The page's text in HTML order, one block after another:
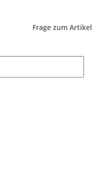
Frage zum Artikel